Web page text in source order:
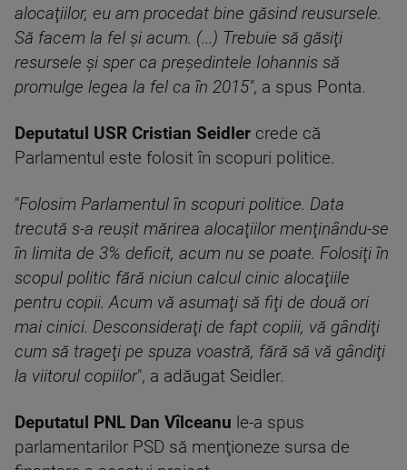
alocaţiilor, eu am procedat bine găsind reusursele.
Să facem la fel şi acum. (...) Trebuie să găsiţi
resursele şi sper ca preşedintele Iohannis să
promulge legea la fel ca în 2015", a spus Ponta.
Deputatul USR Cristian Seidler crede că
Parlamentul este folosit în scopuri politice.
"Folosim Parlamentul în scopuri politice. Data
trecută s-a reuşit mărirea alocaţiilor menţinându-se
în limita de 3% deficit, acum nu se poate. Folosiţi în
scopul politic fără niciun calcul cinic alocaţiile
pentru copii. Acum vă asumaţi să fiţi de două ori
mai cinici. Desconsideraţi de fapt copiii, vă gândiţi
cum să trageţi pe spuza voastră, fără să vă gândiţi
la viitorul copiilor", a adăugat Seidler.
Deputatul PNL Dan Vîlceanu le-a spus
parlamentarilor PSD să menţioneze sursa de